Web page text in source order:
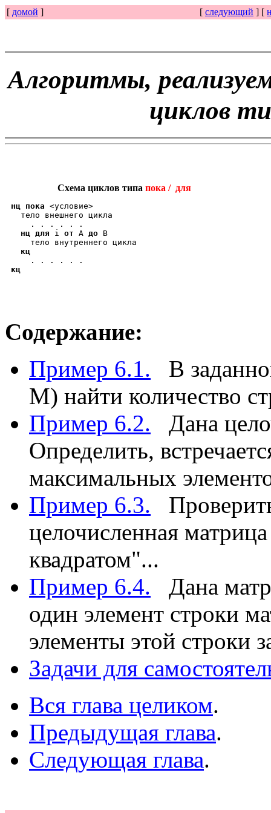
[ домой ] [ следующий ] [
Алгоритмы,
циклов
Схема циклов типа пока / для
нц пока <условие>
  тело внешнего цикла
    . . . . . .
нц для i от A до B
    тело внутреннего цикла
кц
кц
Содержание:
Пример 6.1. В
M) найти количество
Пример 6.2. Дана
Определить,
максимальных
Пример 6.3.
целочисленная
квадратом"...
Пример 6.4. Дана
один элемент строки
элементы этой строки
Задачи для
Вся глава целиком.
Предыдущая глава.
Следующая глава.